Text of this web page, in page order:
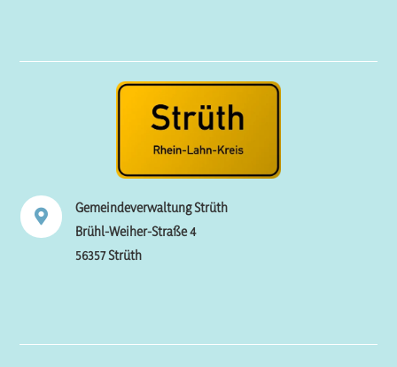

Gemeindeverwaltung Strüth
Brühl-Weiher-Straße 4
56357 Strüth